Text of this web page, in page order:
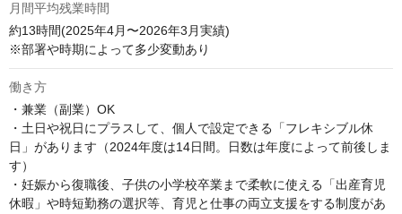
月間平均残業時間
約13時間(2025年4月〜2026年3月実績)
※部署や時期によって多少変動あり
働き方
・兼業（副業）OK
・土日や祝日にプラスして、個人で設定できる「フレキシブル休
日」があります（2024年度は14日間。日数は年度によって前後しま
す）
・妊娠から復職後、子供の小学校卒業まで柔軟に使える「出産育児
休暇」や時短勤務の選択等、育児と仕事の両立支援をする制度があ